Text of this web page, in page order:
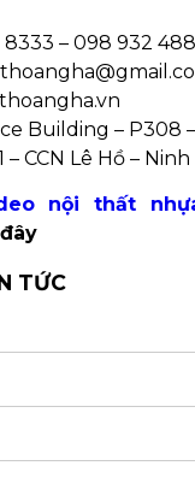
8333 – 098 932
Building – P308
– CCN Lê Hồ –
nội thất
TỨC